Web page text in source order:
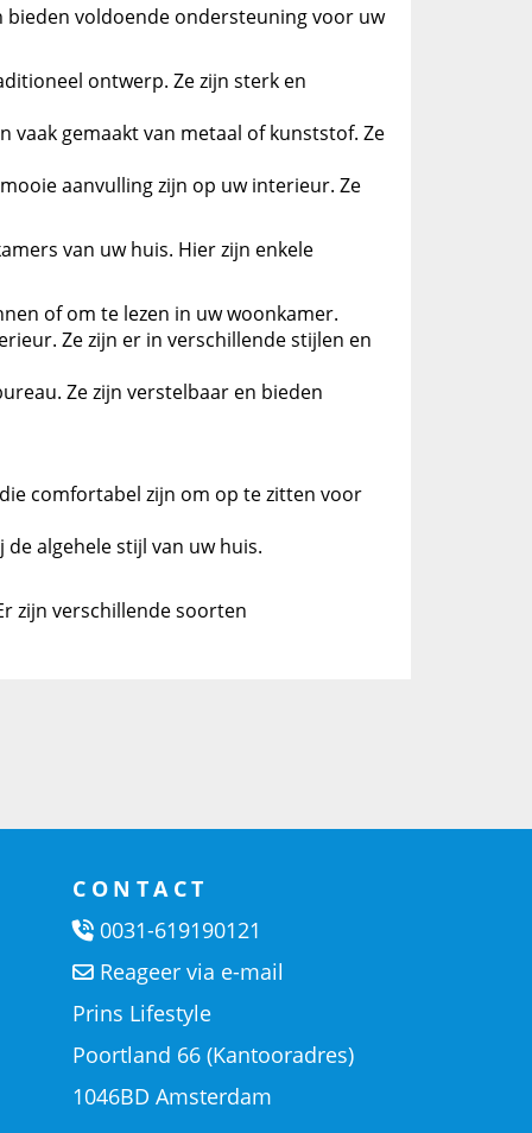
voldoende ondersteuning voor uw
ontwerp. Ze zijn sterk en
gemaakt van metaal of kunststof. Ze
aanvulling zijn op uw interieur. Ze
van uw huis. Hier zijn enkele
of om te lezen in uw woonkamer.
Ze zijn er in verschillende stijlen en
Ze zijn verstelbaar en bieden
comfortabel zijn om op te zitten voor
algehele stijl van uw huis.
zijn verschillende soorten
CONTACT
0031-619190121
Reageer via e-mail
Prins Lifestyle
Poortland 66 (Kantooradres)
1046BD Amsterdam